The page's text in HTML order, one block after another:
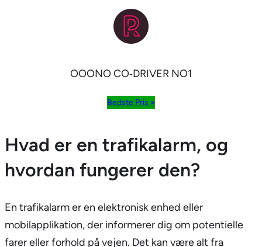
OOONO CO‑DRIVER NO1
Bedste Pris »
Hvad er en trafikalarm, og
hvordan fungerer den?
En trafikalarm er en elektronisk enhed eller
mobilapplikation, der informerer dig om potentielle
farer eller forhold på vejen. Det kan være alt fra